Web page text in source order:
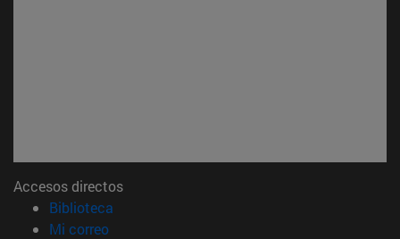
Accesos directos
Biblioteca
Mi correo(abre en nueva ventana)